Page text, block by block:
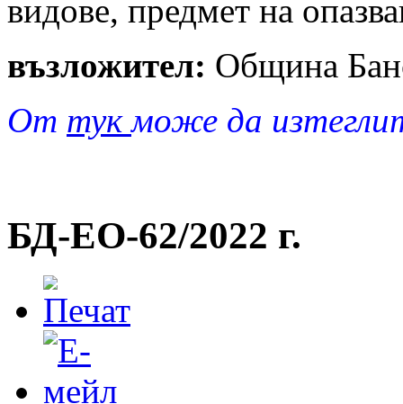
видове, предмет на
възложител: Община
От тукможе да
БД-EO-62/2022 г.